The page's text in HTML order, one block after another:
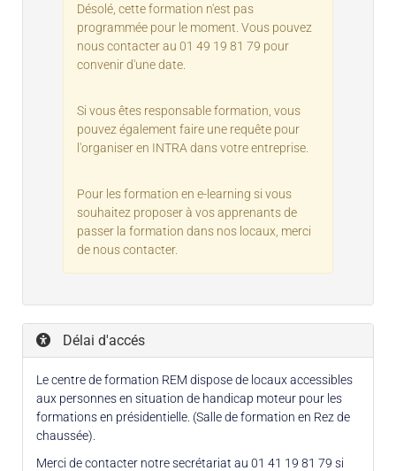
Désolé, cette formation n'est pas
programmée pour le moment. Vous pouvez
nous contacter au 01 49 19 81 79 pour
convenir d'une date.
Si vous êtes responsable formation, vous
pouvez également faire une requête pour
l'organiser en INTRA dans votre entreprise.
Pour les formation en e-learning si vous
souhaitez proposer à vos apprenants de
passer la formation dans nos locaux, merci
de nous contacter.
Délai d'accés
Le centre de formation REM dispose de locaux accessibles
aux personnes en situation de handicap moteur pour les
formations en présidentielle. (Salle de formation en Rez de
chaussée).
Merci de contacter notre secrétariat au 01 41 19 81 79 si